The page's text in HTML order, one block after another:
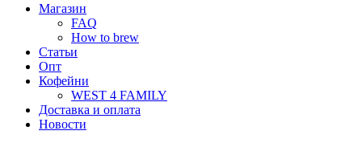
Магазин
FAQ
How to brew
Статьи
Опт
Кофейни
WEST 4 FAMILY
Доставка и оплата
Новости